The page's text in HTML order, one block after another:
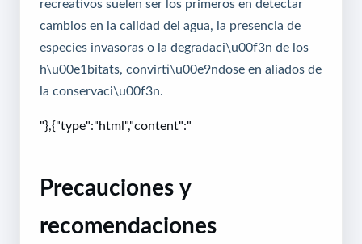
recreativos suelen ser los primeros en detectar
cambios en la calidad del agua, la presencia de
especies invasoras o la degradaci\u00f3n de los
h\u00e1bitats, convirti\u00e9ndose en aliados de
la conservaci\u00f3n.
"},{"type":"html","content":"
Precauciones y
recomendaciones